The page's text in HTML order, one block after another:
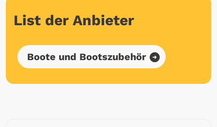
List der Anbieter
Boote und Bootszubehör